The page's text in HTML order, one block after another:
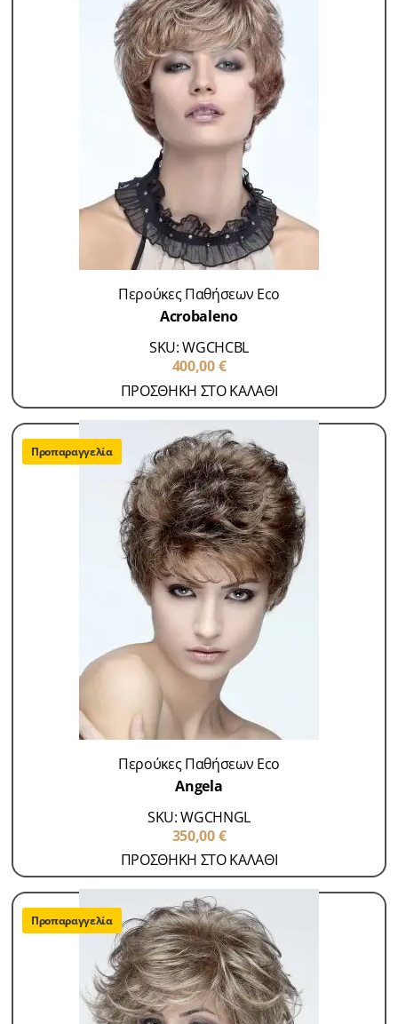
Περούκες Παθήσεων Eco
Acrobaleno
SKU: WGCHCBL
400,00€
ΠΡΟΣΘΗΚΗ ΣΤΟ ΚΑΛΑΘΙ
Περούκες Παθήσεων Eco
Angela
Προπαραγγελία
SKU: WGCHNGL
350,00€
ΠΡΟΣΘΗΚΗ ΣΤΟ ΚΑΛΑΘΙ
Προπαραγγελία